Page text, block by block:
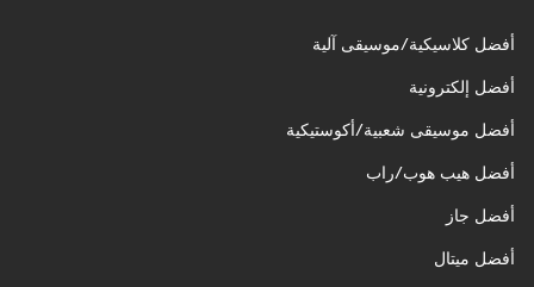
أفضل كلاسيكية/موسيقى آلية
أفضل إلكترونية
أفضل موسيقى شعبية/أكوستيكية
أفضل هيب هوب/راب
أفضل جاز
أفضل ميتال